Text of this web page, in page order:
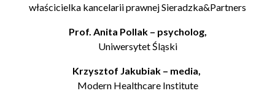
właścicielka kancelarii prawnej Sieradzka&Partners
Prof. Anita Pollak – psycholog,
Uniwersytet Śląski
Krzysztof Jakubiak – media,
Modern Healthcare Institute